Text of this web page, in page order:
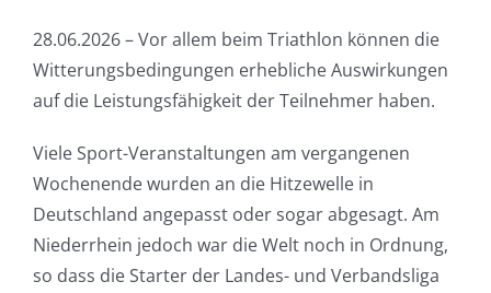
28.06.2026 – Vor allem beim Triathlon können die
Witterungsbedingungen erhebliche Auswirkungen
auf die Leistungsfähigkeit der Teilnehmer haben.
Viele Sport-Veranstaltungen am vergangenen
Wochenende wurden an die Hitzewelle in
Deutschland angepasst oder sogar abgesagt. Am
Niederrhein jedoch war die Welt noch in Ordnung,
so dass die Starter der Landes- und Verbandsliga